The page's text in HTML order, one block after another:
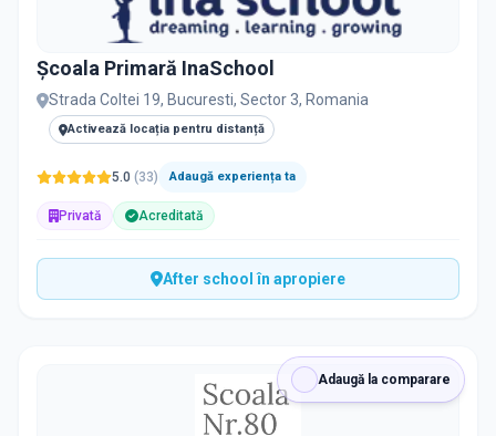
Școala Primară InaSchool
Strada Coltei 19, Bucuresti, Sector 3, Romania
Activează locația pentru distanță
5.0 (33) Adaugă experiența ta
Privată Acreditată
After school în apropiere
Adaugă la comparare